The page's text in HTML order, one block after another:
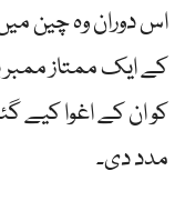
اس دوران وہ چین میں
کے ایک ممتاز ممبر
کو ان کے اغوا کیے
مدد دی۔